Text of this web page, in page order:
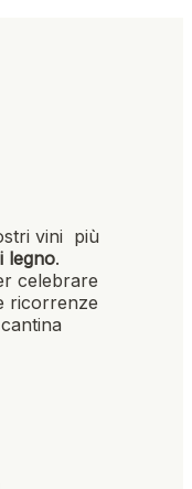
vini più
legno.
celebrare
ricorrenze